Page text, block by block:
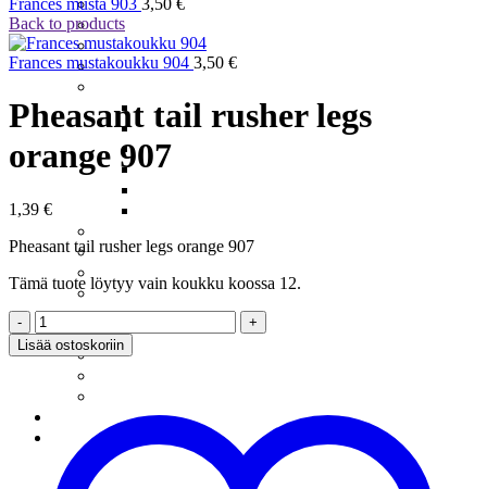
Moppiperhot
Pintaperhot
Putkiperhot
Ampiainen
Järvikatkat – Scuds
Koskikorento
Päiväkorento
Spuddlerit
Streamerit Ja Zonkkerit
Sumariperhot
Tenon Suurlohiperhot
Tinselit
Perukkeet
Pilkit
Harjuspilkit
Järvikatkat
Frances musta 903 3,50 €
Back to products
Frances mustakoukku 904 3,50 €
Pheasant tail rusher legs
orange 907
1,39 €
Pheasant tail rusher legs orange 907
Tämä tuote löytyy vain koukku koossa 12.
Pheasant
tail
rusher
orange
907
määrä
Lisää ostoskoriin